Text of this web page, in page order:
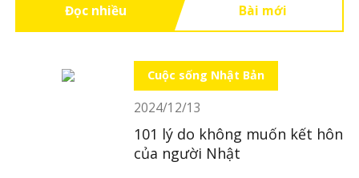
Đọc nhiều Bài mới
Cuộc sống Nhật Bản
2024/12/13
101 lý do không muốn kết hôn
của người Nhật